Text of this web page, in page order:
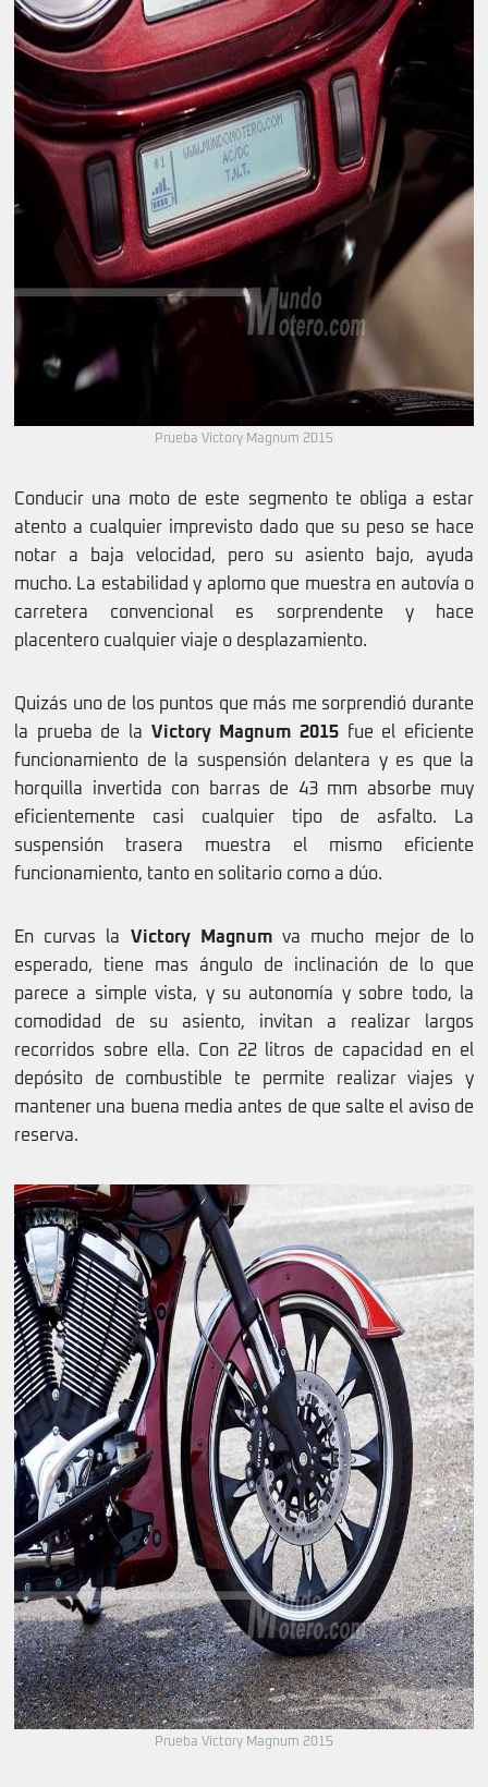
Prueba Victory Magnum 2015
Conducir una moto de este segmento te obliga a estar
atento a cualquier imprevisto dado que su peso se hace
notar a baja velocidad, pero su asiento bajo, ayuda
mucho. La estabilidad y aplomo que muestra en autovía o
carretera convencional es sorprendente y hace
placentero cualquier viaje o desplazamiento.
Quizás uno de los puntos que más me sorprendió durante
la prueba de la Victory Magnum 2015 fue el eficiente
funcionamiento de la suspensión delantera y es que la
horquilla invertida con barras de 43 mm absorbe muy
eficientemente casi cualquier tipo de asfalto. La
suspensión trasera muestra el mismo eficiente
funcionamiento, tanto en solitario como a dúo.
En curvas la Victory Magnumva mucho mejor de lo
esperado, tiene mas ángulo de inclinación de lo que
parece a simple vista, y su autonomía y sobre todo, la
comodidad de su asiento, invitan a realizar largos
recorridos sobre ella. Con 22 litros de capacidad en el
depósito de combustible te permite realizar viajes y
mantener una buena media antes de que salte el aviso de
reserva.
Prueba Victory Magnum 2015